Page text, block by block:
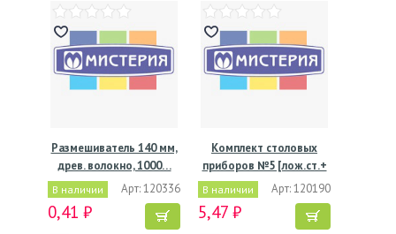
Размешиватель 140 мм,
древ. волокно, 1000…
В наличии Арт: 120336
0,41 ₽
Комплект столовых
приборов №5 [лож.ст.+
В наличии Арт: 120190
5,47 ₽